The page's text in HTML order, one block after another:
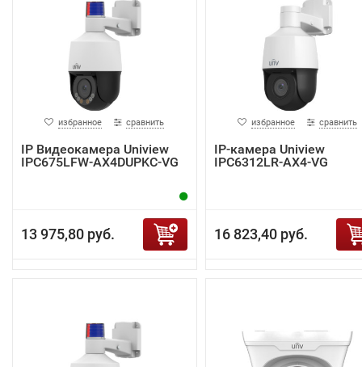
избранное сравнить
IP Видеокамера Uniview
IPC675LFW-AX4DUPKC-VG
13 975,80 руб.
избранное сравнить
IP-камера Uniview
IPC6312LR-AX4-VG
16 823,40 руб.